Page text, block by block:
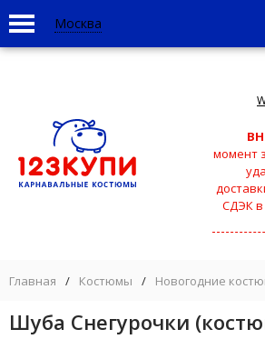
Москва
момент
СДЭК в
Главная / Костюмы / Новогодние
Шуба Снегурочки